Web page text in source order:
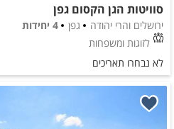
סוויטות הגן הקסום גפן
ירושלים והרי יהודה גפן
4 יחידות
לזוגות ומשפחות
לא נבחרו תאריכים